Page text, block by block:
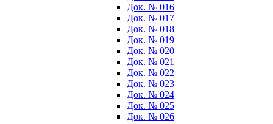
Док. № 016
Док. № 017
Док. № 018
Док. № 019
Док. № 020
Док. № 021
Док. № 022
Док. № 023
Док. № 024
Док. № 025
Док. № 026